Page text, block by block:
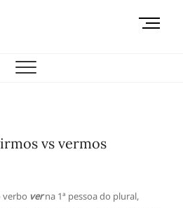
M
vs vermos
verbo verna 1ª pessoa do plural,